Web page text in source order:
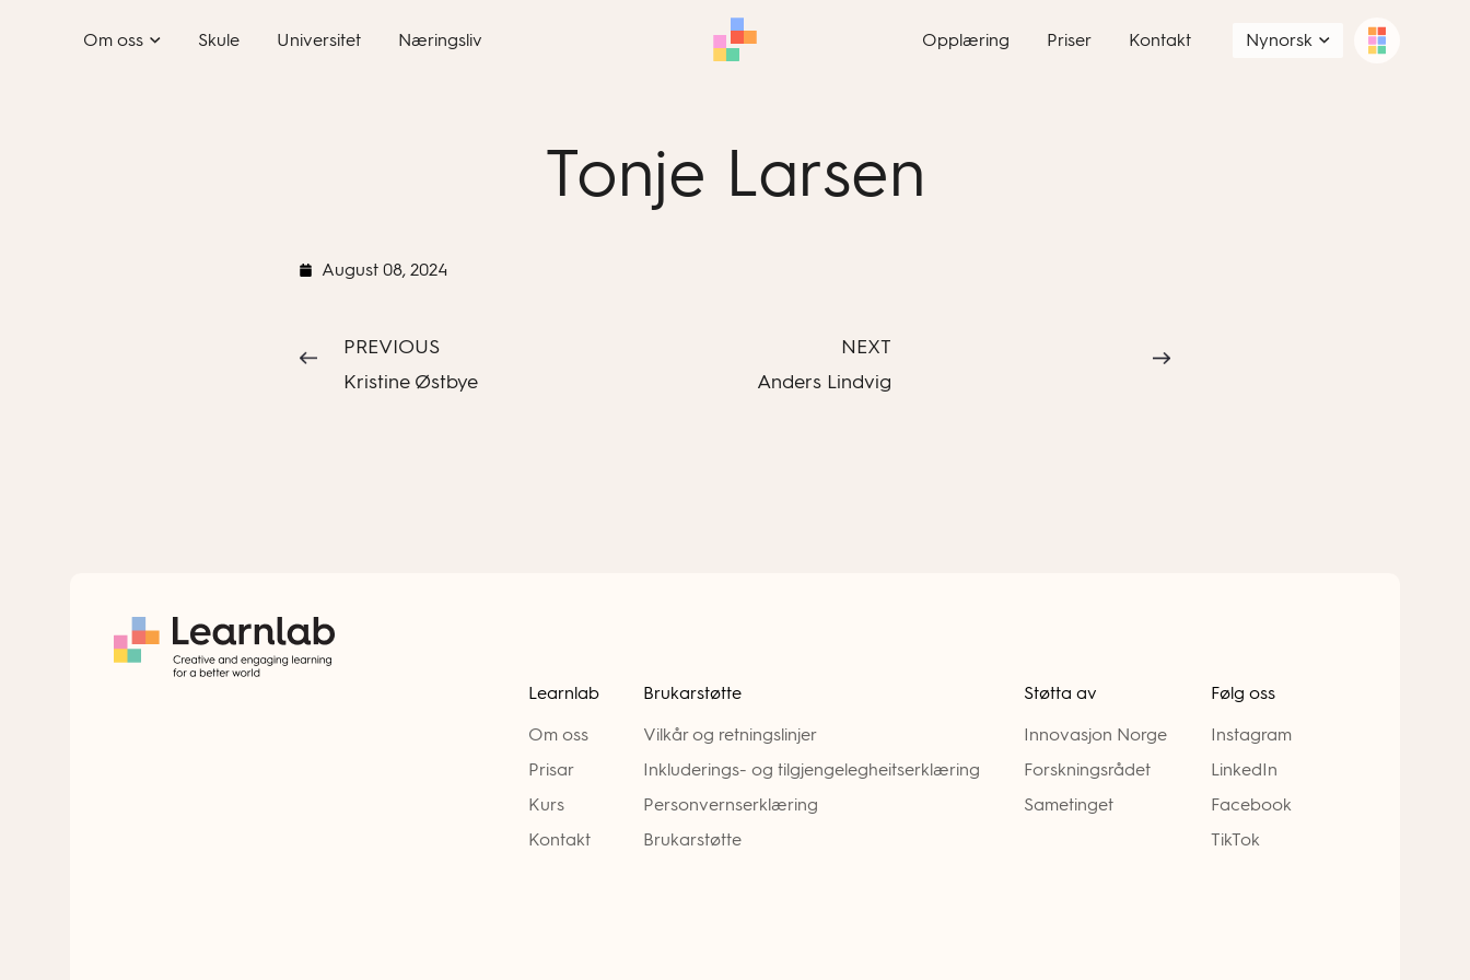
Om oss Skule Universitet Næringsliv Opplæring Priser Kontakt Nynorsk
Tonje Larsen
August 08, 2024
PREVIOUS
Kristine Østbye
NEXT
Anders Lindvig
Learnlab
Om oss
Prisar
Kurs
Kontakt
Brukarstøtte
Vilkår og retningslinjer
Inkluderings- og tilgjengelegheitserklæring
Personvernserklæring
Brukarstøtte
Støtta av
Innovasjon Norge
Forskningsrådet
Sametinget
Følg oss
Instagram
LinkedIn
Facebook
TikTok